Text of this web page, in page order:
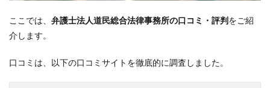
ここでは、 弁護士法人道民総合法律事務所の口コミ・評判をご紹
介します。
口コミは、以下の口コミサイトを徹底的に調査しました。